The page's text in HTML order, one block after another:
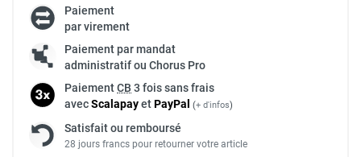
Paiement
par virement
Paiement par mandat
administratif ou Chorus Pro
PaiementCB 3 fois sans frais
avecScalapayetPayPal (+ d'infos)
Satisfait ou remboursé
28 jours francs pour retourner votre article